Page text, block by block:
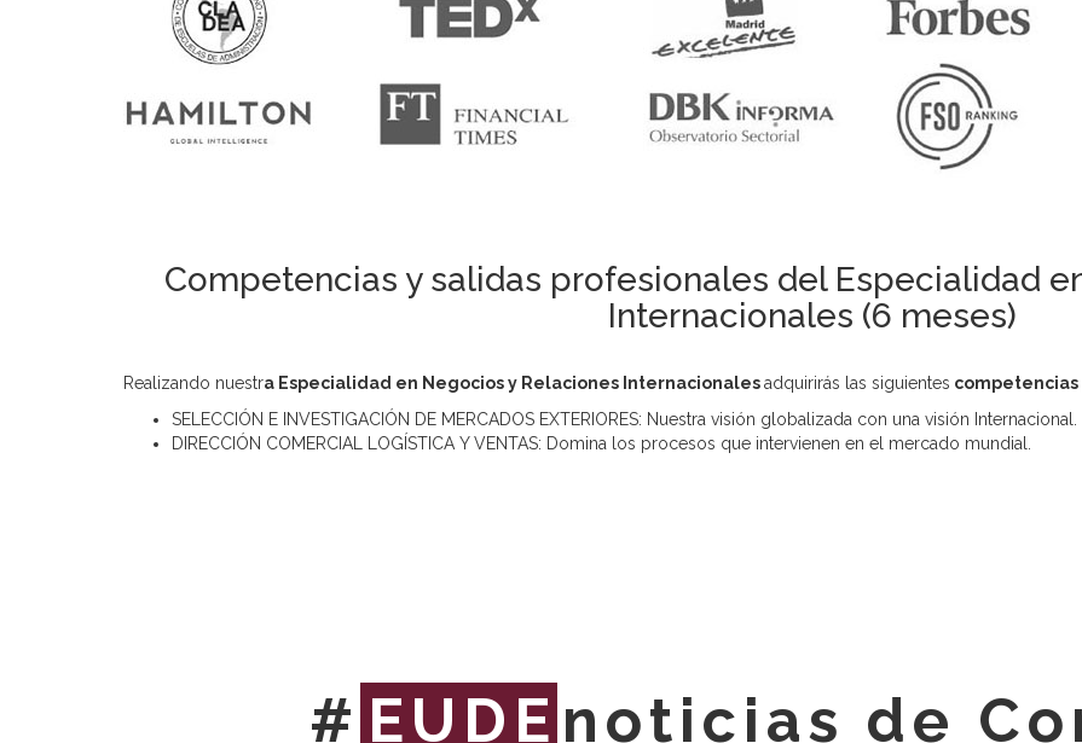
Competencias y salidas profesionales del Especialidad
Internacionales (6 meses)
Realizando nuestra Especialidad en Negocios y Relaciones Internacionalesadquirirás las siguientes
SELECCIÓN E INVESTIGACIÓN DE MERCADOS EXTERIORES: Nuestra visión globalizada con una visión Internacional.
DIRECCIÓN COMERCIAL LOGÍSTICA Y VENTAS: Domina los procesos que intervienen en el mercado mundial.
# EUDE noticias de